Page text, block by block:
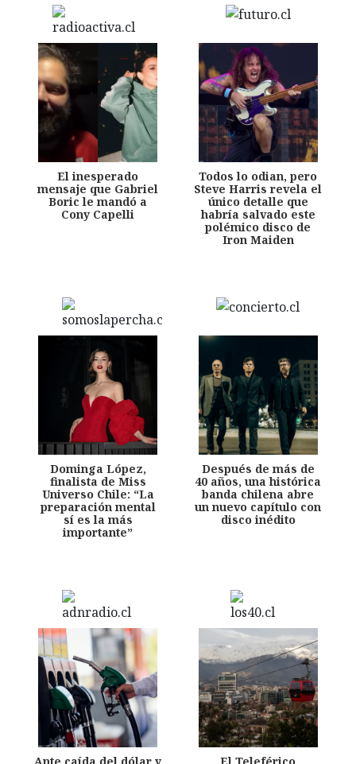
El inesperado
mensaje que Gabriel
Boric le mandó a
Cony Capelli
Todos lo odian, pero
Steve Harris revela el
único detalle que
habría salvado este
polémico disco de
Iron Maiden
Dominga López,
finalista de Miss
Universo Chile: “La
preparación mental
sí es la más
importante”
Después de más de
40 años, una histórica
banda chilena abre
un nuevo capítulo con
disco inédito